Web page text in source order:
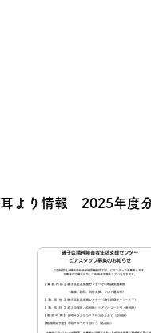
耳より情報 2025年度